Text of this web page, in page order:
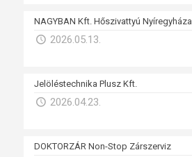
NAGYBAN Kft. Hőszivattyú Nyíregyháza
2026.05.13.
Jelöléstechnika Plusz Kft.
2026.04.23.
DOKTORZÁR Non-Stop Zárszerviz